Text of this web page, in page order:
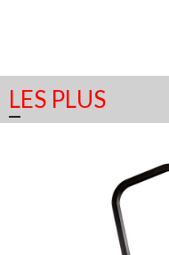
LES PLUS